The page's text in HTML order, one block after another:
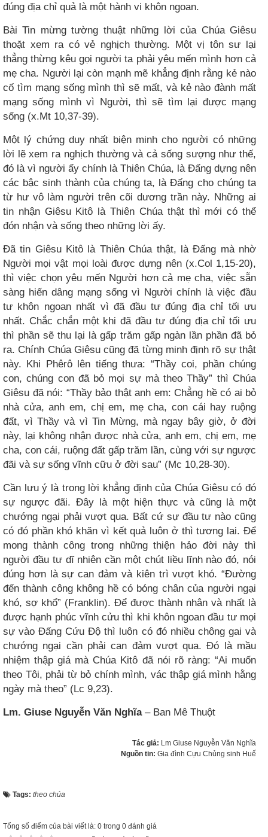
đúng địa chỉ quả là một hành vi khôn ngoan.
Bài Tin mừng tường thuật những lời của Chúa Giêsu
thoặt xem ra có vẻ nghịch thường. Một vị tôn sư lại
thẳng thừng kêu gọi người ta phải yêu mến mình hơn cả
mẹ cha. Người lại còn mạnh mẽ khẳng định rằng kẻ nào
cố tìm mạng sống mình thì sẽ mất, và kẻ nào đành mất
mạng sống mình vì Người, thì sẽ tìm lại được mạng
sống (x.Mt 10,37-39).
Một lý chứng duy nhất biện minh cho người có những
lời lẽ xem ra nghịch thường và cả sống sượng như thế,
đó là vì người ấy chính là Thiên Chúa, là Đấng dựng nên
các bậc sinh thành của chúng ta, là Đấng cho chúng ta
từ hư vô làm người trên cõi dương trần này. Những ai
tin nhận Giêsu Kitô là Thiên Chúa thật thì mới có thể
đón nhận và sống theo những lời ấy.
Đã tin Giêsu Kitô là Thiên Chúa thật, là Đấng mà nhờ
Người mọi vật mọi loài được dựng nên (x.Col 1,15-20),
thì việc chọn yêu mến Người hơn cả mẹ cha, việc sẵn
sàng hiến dâng mạng sống vì Người chính là việc đầu
tư khôn ngoan nhất vì đã đầu tư đúng địa chỉ tối ưu
nhất. Chắc chắn một khi đã đầu tư đúng địa chỉ tối ưu
thì phần sẽ thu lại là gấp trăm gấp ngàn lần phần đã bỏ
ra. Chính Chúa Giêsu cũng đã từng minh định rõ sự thật
này. Khi Phêrô lên tiếng thưa: “Thầy coi, phần chúng
con, chúng con đã bỏ mọi sự mà theo Thầy” thì Chúa
Giêsu đã nói: “Thầy bảo thật anh em: Chẳng hề có ai bỏ
nhà cửa, anh em, chị em, mẹ cha, con cái hay ruộng
đất, vì Thầy và vì Tin Mừng, mà ngay bây giờ, ở đời
này, lại không nhận được nhà cửa, anh em, chị em, mẹ
cha, con cái, ruộng đất gấp trăm lần, cùng với sự ngược
đãi và sự sống vĩnh cữu ở đời sau” (Mc 10,28-30).
Cần lưu ý là trong lời khẳng định của Chúa Giêsu có đó
sự ngược đãi. Đây là một hiện thực và cũng là một
chướng ngại phải vượt qua. Bất cứ sự đầu tư nào cũng
có đó phần khó khăn vì kết quả luôn ở thì tương lai. Để
mong thành công trong những thiện hảo đời này thì
người đầu tư dĩ nhiên cần một chút liều lĩnh nào đó, nói
đúng hơn là sự can đảm và kiên trì vượt khó. “Đường
đến thành công không hề có bóng chân của người ngại
khó, sợ khổ” (Franklin). Để được thành nhân và nhất là
được hạnh phúc vĩnh cửu thì khi khôn ngoan đầu tư mọi
sự vào Đấng Cứu Độ thì luôn có đó nhiều chông gai và
chướng ngại cần phải can đảm vượt qua. Đó là mầu
nhiệm thập giá mà Chúa Kitô đã nói rõ ràng: “Ai muốn
theo Tôi, phải từ bỏ chính mình, vác thập giá mình hằng
ngày mà theo” (Lc 9,23).
Lm. Giuse Nguyễn Văn Nghĩa– Ban Mê Thuột
Tác giả: Lm Giuse Nguyễn Văn Nghĩa
Nguồn tin: Gia đình Cựu Chủng sinh Huế
Tags: theo chúa
Tổng số điểm của bài viết là: 0 trong 0 đánh giá